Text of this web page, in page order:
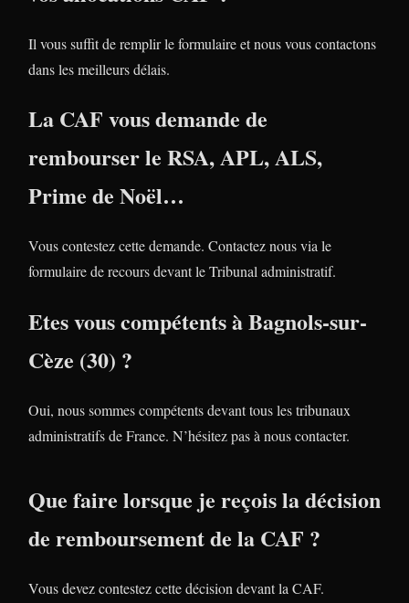
Il vous suffit de remplir le formulaire et nous vous contactons
dans les meilleurs délais.
La CAF vous demande de
rembourser le RSA, APL, ALS,
Prime de Noël…
Vous contestez cette demande. Contactez nous via le
formulaire de recours devant le Tribunal administratif.
Etes vous compétents à Bagnols-sur-
Cèze (30) ?
Oui, nous sommes compétents devant tous les tribunaux
administratifs de France. N’hésitez pas à nous contacter.
Que faire lorsque je reçois la décision
de remboursement de la CAF ?
Vous devez contestez cette décision devant la CAF.